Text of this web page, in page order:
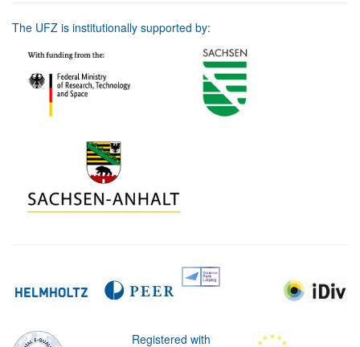
The UFZ is institutionally supported by:
Registered with